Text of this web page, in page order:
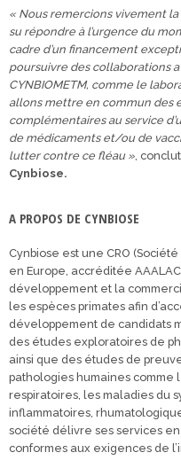
« Nous remercions vivement
su répondre à l’urgence du
cadre d’un financement
poursuivre des collaborations
CYNBIOMETM, comme le
allons mettre en commun des
complémentaires au service
de médicaments et/ou de
lutter contre ce fléau », conclut
Cynbiose.
A PROPOS DE CYNBIOSE
Cynbiose est une CRO
en Europe, accréditée
développement et la
les espèces primates afin
développement de candidats
des études exploratoires de
ainsi que des études de
pathologies humaines comme
respiratoires, les maladies du
inflammatoires,
société délivre ses services
conformes aux exigences de